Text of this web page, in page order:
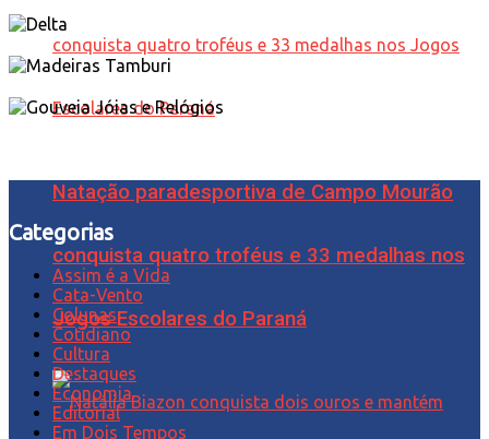
Natação paradesportiva de Campo Mourão
conquista quatro troféus e 33 medalhas nos
Jogos Escolares do Paraná
Categorias
Assim é a Vida
Cata-Vento
Colunas
Cotidiano
Cultura
Destaques
Economia
Editorial
Em Dois Tempos